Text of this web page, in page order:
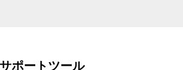
ポートツール